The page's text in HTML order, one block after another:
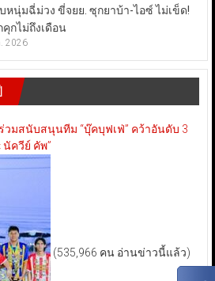
หนุ่มฉี่ม่วง ขี่จยย. ซุกยาบ้า-ไอซ์ ไม่เข็ด!
คุกไม่ถึงเดือน
2026
วมสนับสนุนทีม “บุ๊คบุฟเฟ่” คว้าอันดับ 3
นัควีย์ คัพ”
(535,966 คน อ่านข่าวนี้แล้ว)